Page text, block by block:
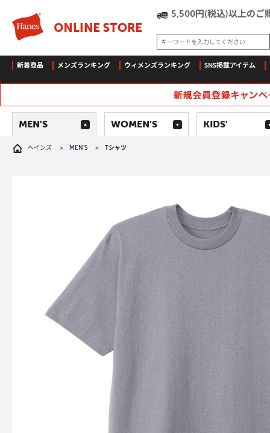
5,500円(税込)以上のご
キーワードを入力してください
新着商品 メンズランキング ウィメンズランキング SNS掲載アイテム
MEN'S WOMEN'S KIDS'
ヘインズ > MEN'S > Tシャツ